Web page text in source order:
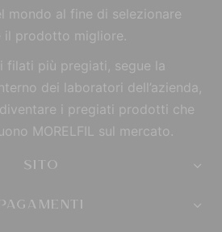
mondo al fine di selezionare
il prodotto migliore.
filati più pregiati, segue la
dei laboratori dell’azienda,
i pregiati prodotti che
MORELFIL sul mercato.
SITO
PAGAMENTI